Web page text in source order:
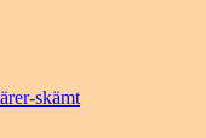
skämt